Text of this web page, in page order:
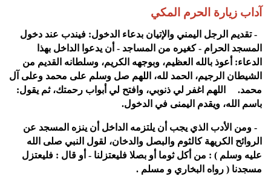
آداب زيارة الحرم المكي
1- تقديم الرجل اليمني والإتيان بدعاء الدخول: فيندب عند دخول
المسجد الحرام - كغيره من المساجد - أن يدعوا الداخل بهذا
الدعاء: أعوذ بالله العظيم، وبوجهه الكريم، وسلطانه القديم من
الشيطان الرجيم، الحمد لله، اللهم صل وسلم على محمد وعلى آل
محمد. اللهم اغفر لي ذنوبي، وافتح لي أبواب رحمتك، ثم يقول:
باسم الله، ويقدم اليمنى في الدخول.
2- ومن الأدب الذي يجب أن يلتزمه الداخل أن ينزه المسجد عن
الروائح الكريهة كالثوم والبصل والدخان، لقول النبي صلى الله
عليه وسلم : ( من أكل ثوما أو بصلا فليعتزلنا - أو قال : فليعتزل
مسجدنا ) رواه البخاري و مسلم .